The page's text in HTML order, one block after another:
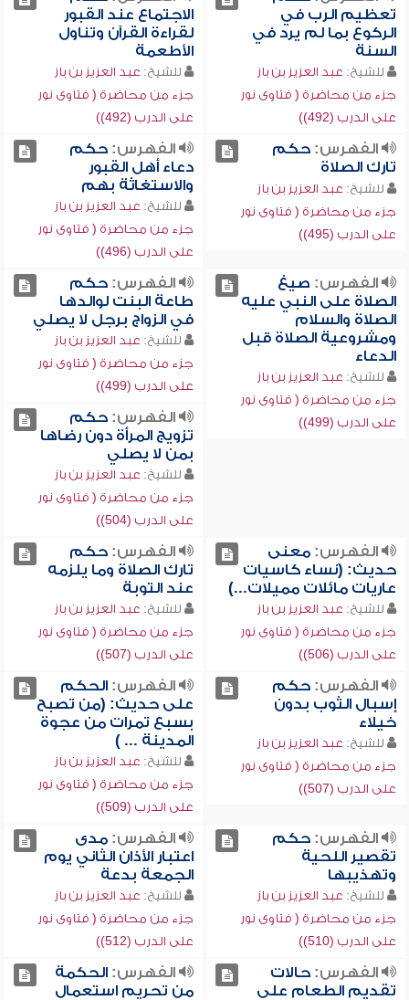
تعظيم الرب في
الركوع بما لم يرد في
السنة
للشيخ: عبد العزيز بن باز
جزء من محاضرة ( فتاوى نور
على الدرب (492))
الاجتماع عند القبور
لقراءة القرآن وتناول
الأطعمة
للشيخ: عبد العزيز بن باز
جزء من محاضرة ( فتاوى نور
على الدرب (492))
الفهرس:حكم
تارك الصلاة
للشيخ: عبد العزيز بن باز
جزء من محاضرة ( فتاوى نور
على الدرب (495))
الفهرس:حكم
دعاء أهل القبور
والاستغاثة بهم
للشيخ: عبد العزيز بن باز
جزء من محاضرة ( فتاوى نور
على الدرب (496))
الفهرس: صيغ
الصلاة على النبي عليه
الصلاة والسلام
ومشروعية الصلاة قبل
الدعاء
للشيخ: عبد العزيز بن باز
جزء من محاضرة ( فتاوى نور
على الدرب (499))
الفهرس:حكم
طاعة البنت لوالدها
في الزواج برجل لا يصلي
للشيخ: عبد العزيز بن باز
جزء من محاضرة ( فتاوى نور
على الدرب (499))
الفهرس:حكم
تزويج المرأة دون رضاها
بمن لا يصلي
للشيخ: عبد العزيز بن باز
جزء من محاضرة ( فتاوى نور
على الدرب (504))
الفهرس:معنى
حديث: (نساء كاسيات
عاريات مائلات مميلات...)
للشيخ: عبد العزيز بن باز
جزء من محاضرة ( فتاوى نور
على الدرب (506))
الفهرس:حكم
تارك الصلاة وما يلزمه
عند التوبة
للشيخ: عبد العزيز بن باز
جزء من محاضرة ( فتاوى نور
على الدرب (507))
الفهرس:حكم
إسبال الثوب بدون
خيلاء
للشيخ: عبد العزيز بن باز
جزء من محاضرة ( فتاوى نور
على الدرب (507))
الفهرس:الحكم
على حديث: (من تصبح
بسبع تمرات من عجوة
المدينة ... )
للشيخ: عبد العزيز بن باز
جزء من محاضرة ( فتاوى نور
على الدرب (509))
الفهرس:حكم
تقصير اللحية
وتهذيبها
للشيخ: عبد العزيز بن باز
جزء من محاضرة ( فتاوى نور
على الدرب (510))
الفهرس:مدى
اعتبار الأذان الثاني يوم
الجمعة بدعة
للشيخ: عبد العزيز بن باز
جزء من محاضرة ( فتاوى نور
على الدرب (512))
الفهرس:حالات
تقديم الطعام على
الفهرس:الحكمة
من تحريم استعمال